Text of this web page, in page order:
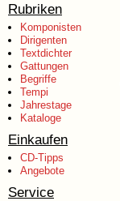
Rubriken
Komponisten
Dirigenten
Textdichter
Gattungen
Begriffe
Tempi
Jahrestage
Kataloge
Einkaufen
CD-Tipps
Angebote
Service